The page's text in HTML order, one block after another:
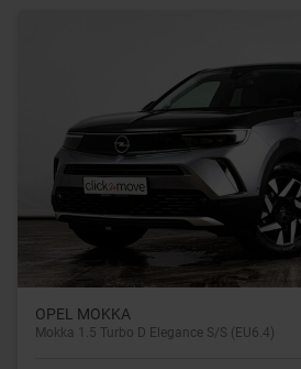
OPEL MOKKA
Mokka 1.5 Turbo D Elegance S/S (EU6.4)